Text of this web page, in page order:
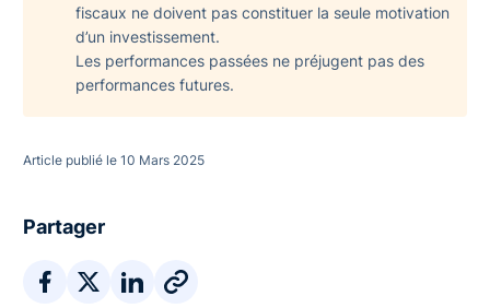
fiscaux ne doivent pas constituer la seule motivation
d’un investissement.
Les performances passées ne préjugent pas des
performances futures.
Article publié le 10 Mars 2025
Partager